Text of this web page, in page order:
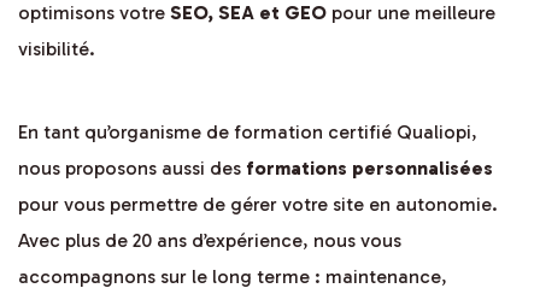
optimisons votre SEO, SEA et GEO pour une meilleure
visibilité.
En tant qu’organisme de formation certifié Qualiopi,
nous proposons aussi des formations personnalisées
pour vous permettre de gérer votre site en autonomie.
Avec plus de 20 ans d’expérience, nous vous
accompagnons sur le long terme : maintenance,